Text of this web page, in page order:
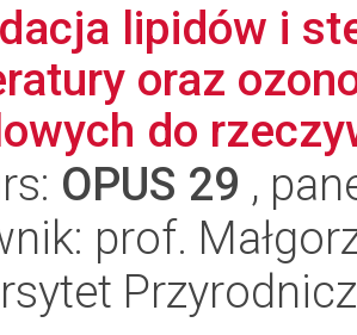
lipidów i
oraz
do
OPUS 29 ,
prof.